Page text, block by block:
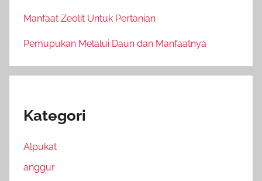
Manfaat Zeolit Untuk Pertanian
Pemupukan Melalui Daun dan Manfaatnya
Kategori
Alpukat
anggur